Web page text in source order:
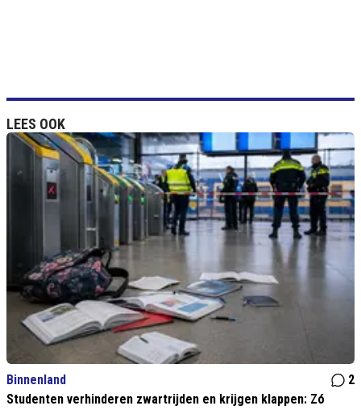
LEES OOK
Binnenland
2
Studenten verhinderen zwartrijden en krijgen klappen: Zó